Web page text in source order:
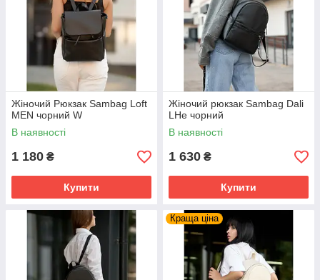
Жіночий Рюкзак Sambag Loft
MEN чорний W
В наявності
1 180 ₴
Купити
Жіночий рюкзак Sambag Dali
LHe чорний
В наявності
1 630 ₴
Купити
Краща ціна